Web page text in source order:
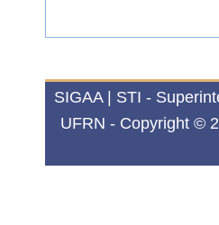
SIGAA | STI -
UFRN - Copyright ©